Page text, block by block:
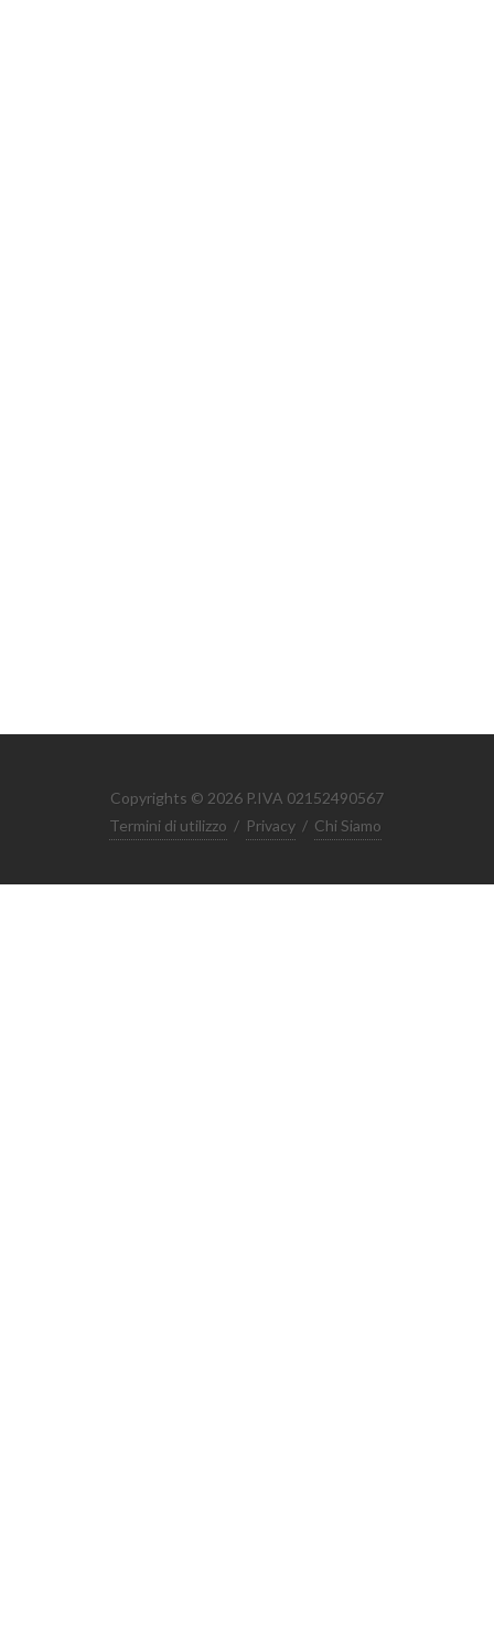
Copyrights © 2026 P.IVA 02152490567
Termini di utilizzo / Privacy / Chi Siamo